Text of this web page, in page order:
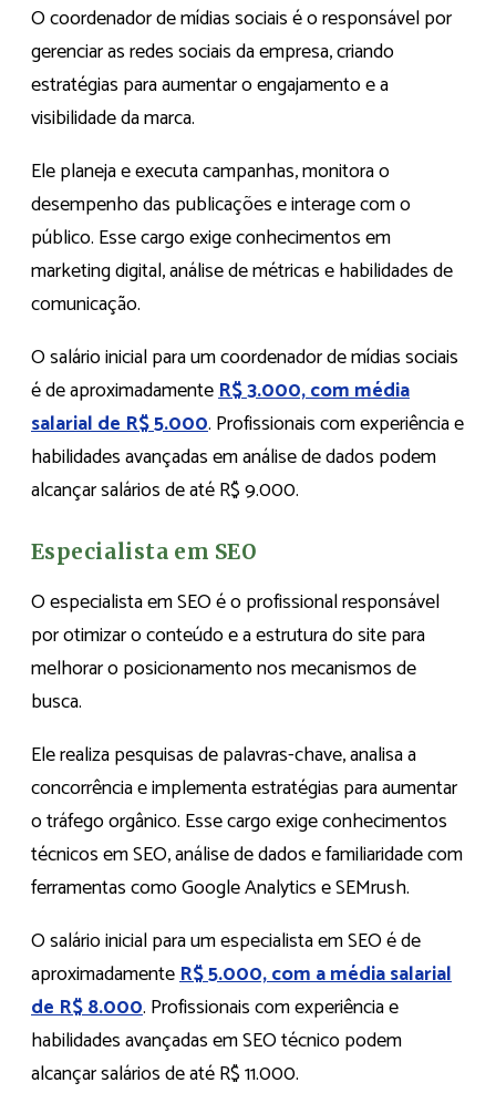
O coordenador de mídias sociais é o responsável por
gerenciar as redes sociais da empresa, criando
estratégias para aumentar o engajamento e a
visibilidade da marca.
Ele planeja e executa campanhas, monitora o
desempenho das publicações e interage com o
público. Esse cargo exige conhecimentos em
marketing digital, análise de métricas e habilidades de
comunicação.
O salário inicial para um coordenador de mídias sociais
é de aproximadamenteR$ 3.000, com média
salarial de R$ 5.000. Profissionais com experiência e
habilidades avançadas em análise de dados podem
alcançar salários de até R$ 9.000.
Especialista em SEO
O especialista em SEO é o profissional responsável
por otimizar o conteúdo e a estrutura do site para
melhorar o posicionamento nos mecanismos de
busca.
Ele realiza pesquisas de palavras-chave, analisa a
concorrência e implementa estratégias para aumentar
o tráfego orgânico. Esse cargo exige conhecimentos
técnicos em SEO, análise de dados e familiaridade com
ferramentas como Google Analytics e SEMrush.
O salário inicial para um especialista em SEO é de
aproximadamenteR$ 5.000, com a média salarial
de R$ 8.000. Profissionais com experiência e
habilidades avançadas em SEO técnico podem
alcançar salários de até R$ 11.000.